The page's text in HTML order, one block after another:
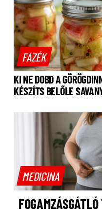
FAZÉK
KI NE DOBD A
KÉSZÍTS BELŐLE
MEDICINA